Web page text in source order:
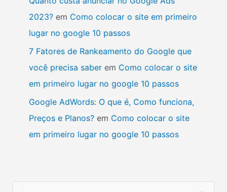
2023?em Como colocar o site em primeiro
lugar no google 10 passos
7 Fatores de Rankeamento do Google que
você precisa saberem Como colocar o site
em primeiro lugar no google 10 passos
Google AdWords: O que é, Como funciona,
Preços e Planos?em Como colocar o site
em primeiro lugar no google 10 passos